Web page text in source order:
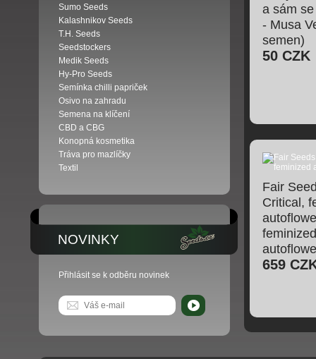
Sumo Seeds
Kalashnikov Seeds
T.H. Seeds
Seedstockers
Medik Seeds
Hy-Pro Seeds
Semínka chilli papriček
Osivo na zahradu
Semena na klíčení
CBD a CBG
Konopná kosmetika
Tráva pro mazlíčky
Textil
NOVINKY
Přihlásit se k odběru novinek
a sám
- Musa
semen)
50 CZK
Fair
Critical,
feminized
659